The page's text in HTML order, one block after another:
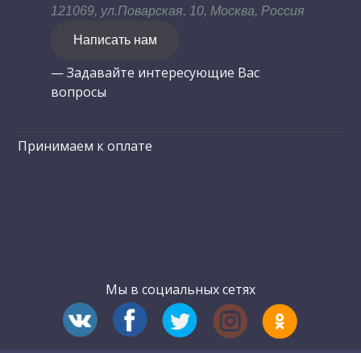
121069, ул.Поварская, 10, Москва, Россия
Написать нам
— Задавайте интересующие Вас
вопросы
Принимаем к оплате
Мы в социальных сетях